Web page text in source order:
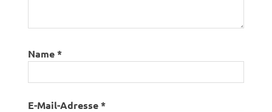
Name*
E-Mail-Adresse*